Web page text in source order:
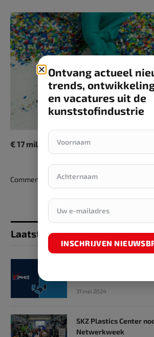
€ 17 miljoen voor vier projecten in de
Comments are closed.
Laatst toegevoegd
SKZ en RHD GmbH
31 mei 2024
SKZ Plastics Center
Netwerkweek
Ontvang actueel
trends,
en vacatures uit de
kunststofindustrie
INSCHRIJVEN